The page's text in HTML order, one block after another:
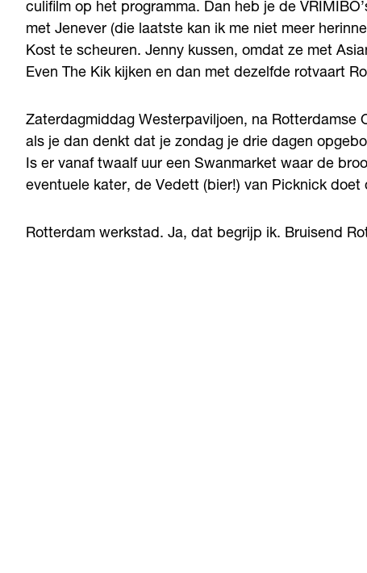
culifilm op het programma. Dan heb je de
met Jenever (die laatste kan ik me niet meer
Kost te scheuren. Jenny kussen, omdat ze met
Even The Kik kijken en dan met dezelfde rotvaart
Zaterdagmiddag Westerpaviljoen, na Rotterdamse
als je dan denkt dat je zondag je drie dagen
Is er vanaf twaalf uur een Swanmarket waar de
eventuele kater, de Vedett (bier!) van Picknick
Rotterdam werkstad. Ja, dat begrijp ik. Bruisend